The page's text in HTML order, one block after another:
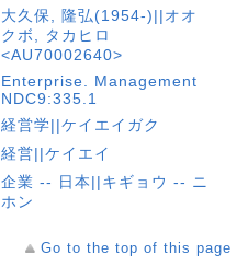
大久保, 隆弘(1954-)||オオ
クボ, タカヒロ
<AU70002640>
Enterprise. Management
NDC9:335.1
経営学||ケイエイガク
経営||ケイエイ
企業 -- 日本||キギョウ -- ニ
ホン
Go to the top of this page